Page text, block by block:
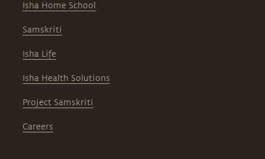
Isha Home School
Samskriti
Isha Life
Isha Health Solutions
Project Samskriti
Careers